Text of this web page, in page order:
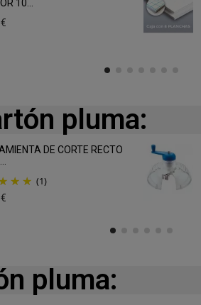
10...
pluma:
DE CORTE RECTO
(1)
pluma: